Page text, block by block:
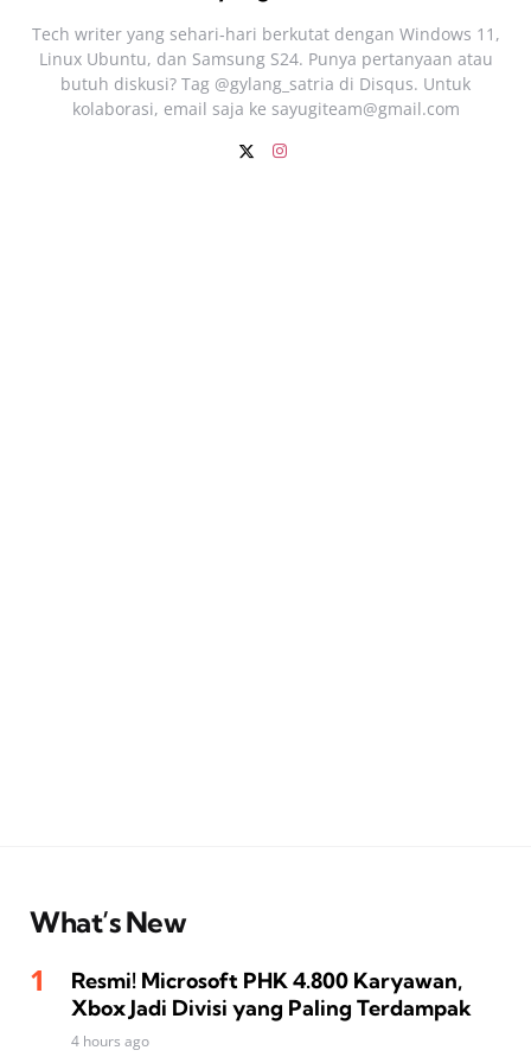
Tech writer yang sehari‑hari berkutat dengan Windows 11,
Linux Ubuntu, dan Samsung S24. Punya pertanyaan atau
butuh diskusi? Tag @gylang_satria di Disqus. Untuk
kolaborasi, email saja ke sayugiteam@gmail.com
What’s New
Resmi! Microsoft PHK 4.800 Karyawan,
Xbox Jadi Divisi yang Paling Terdampak
4 hours ago